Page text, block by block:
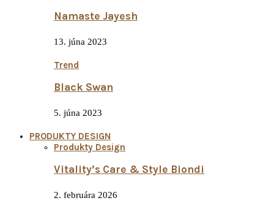
Namaste Jayesh
13. júna 2023
Trend
Black Swan
5. júna 2023
PRODUKTY DESIGN
Produkty Design
Vitality’s Care & Style Biondi
2. februára 2026